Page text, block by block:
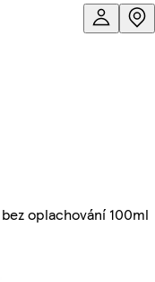
oplachování 100ml